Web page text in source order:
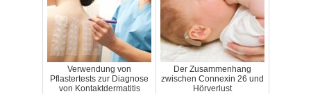
Verwendung von
Pflastertests zur Diagnose
von Kontaktdermatitis
Der Zusammenhang
zwischen Connexin 26 und
Hörverlust